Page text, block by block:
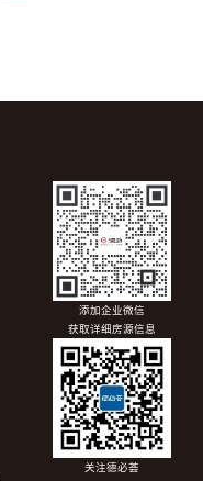
添加企业微信
获取详细房源信息
关注德必荟